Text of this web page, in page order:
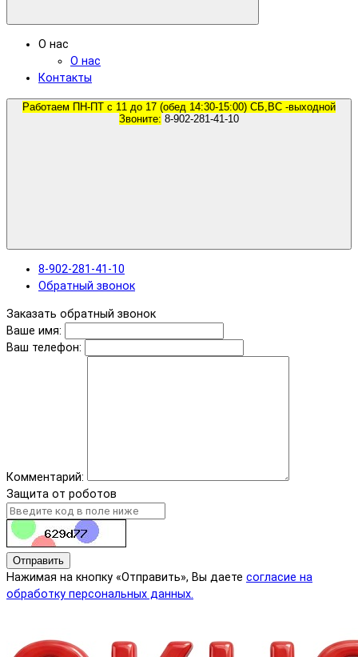
О нас
О нас
Контакты
Работаем ПН-ПТ с 11 до 17 (обед 14:30-15:00) СБ,ВС -выходной
Звоните:
8-902-281-41-10
Обратный звонок
Заказать обратный звонок
Ваше имя:
Ваш телефон:
Комментарий:
Защита от роботов
Отправить
Нажимая на кнопку «Отправить», Вы даете согласие на
обработку персональных данных.